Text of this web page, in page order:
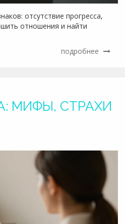
отсутствие прогресса,
отношения и найти
подробнее
МИФЫ, СТРАХИ